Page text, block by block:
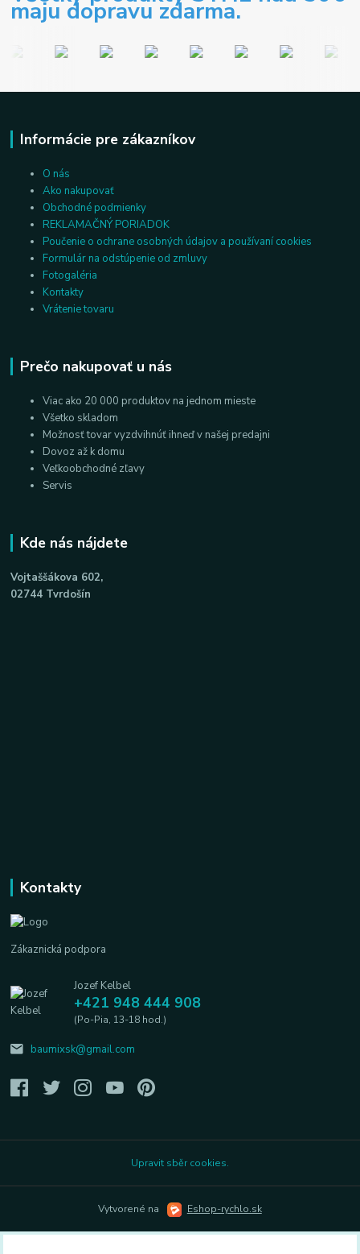
maju dopravu zdarma.
Informácie pre zákazníkov
O nás
Ako nakupovať
Obchodné podmienky
REKLAMAČNÝ PORIADOK
Poučenie o ochrane osobných údajov a používaní cookies
Formulár na odstúpenie od zmluvy
Fotogaléria
Kontakty
Vrátenie tovaru
Prečo nakupovať u nás
Viac ako 20 000 produktov na jednom mieste
Všetko skladom
Možnosť tovar vyzdvihnúť ihneď v našej predajni
Dovoz až k domu
Veľkoobchodné zľavy
Servis
Kde nás nájdete
Vojtaššákova 602,
02744 Tvrdošín
Kontakty
Zákaznická podpora
Jozef Kelbel
+421 948 444 908
(Po-Pia, 13-18 hod.)
baumixsk@gmail.com
Upravit sběr cookies.
Vytvorené na Eshop-rychlo.sk